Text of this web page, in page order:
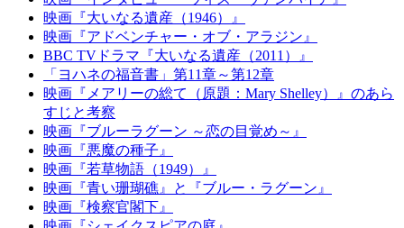
映画『大いなる遺産（1946）』
映画『アドベンチャー・オブ・アラジン』
BBC TVドラマ『大いなる遺産（2011）』
「ヨハネの福音書」第11章～第12章
映画『メアリーの総て（原題：Mary Shelley）』のあら
すじと考察
映画『ブルーラグーン ～恋の目覚め～』
映画『悪魔の種子』
映画『若草物語（1949）』
映画『青い珊瑚礁』と『ブルー・ラグーン』
映画『検察官閣下』